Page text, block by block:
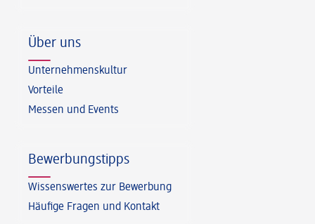
Über uns
Unternehmenskultur
Vorteile
Messen und Events
Bewerbungstipps
Wissenswertes zur Bewerbung
Häufige Fragen und Kontakt